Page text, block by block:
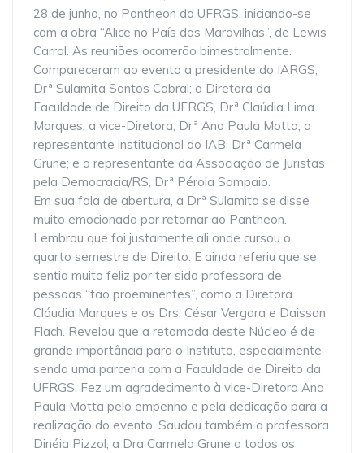
28 de junho, no Pantheon da UFRGS, iniciando-se
com a obra “Alice no País das Maravilhas”, de Lewis
Carrol. As reuniões ocorrerão bimestralmente.
Compareceram ao evento a presidente do IARGS,
Drª Sulamita Santos Cabral; a Diretora da
Faculdade de Direito da UFRGS, Drª Claúdia Lima
Marques; a vice-Diretora, Drª Ana Paula Motta; a
representante institucional do IAB, Drª Carmela
Grune; e a representante da Associação de Juristas
pela Democracia/RS, Drª Pérola Sampaio.
Em sua fala de abertura, a Drª Sulamita se disse
muito emocionada por retornar ao Pantheon.
Lembrou que foi justamente ali onde cursou o
quarto semestre de Direito. E ainda referiu que se
sentia muito feliz por ter sido professora de
pessoas “tão proeminentes”, como a Diretora
Cláudia Marques e os Drs. César Vergara e Daisson
Flach. Revelou que a retomada deste Núcleo é de
grande importância para o Instituto, especialmente
sendo uma parceria com a Faculdade de Direito da
UFRGS. Fez um agradecimento à vice-Diretora Ana
Paula Motta pelo empenho e pela dedicação para a
realização do evento. Saudou também a professora
Dinéia Pizzol, a Dra Carmela Grune a todos os